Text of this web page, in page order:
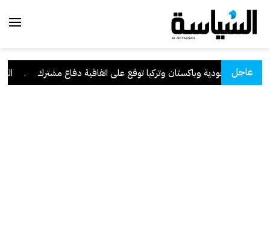
عاجل
السعودية وباكستان وتركيا توقع على اتفاقية دفاع مشترك